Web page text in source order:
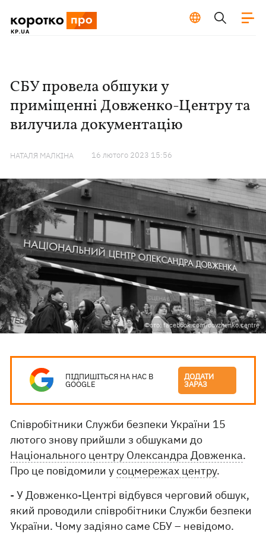
СБУ провела обшуки у
приміщенні Довженко-Центру та
вилучила документацію
НАТАЛЯ МАЛКІНА 16 лютого 2023 15:56
Фото: facebook.com/dovzhenko.centre
ПІДПИШІТЬСЯ НА НАС В
GOOGLE
ДОДАТИ
ЗАРАЗ
Співробітники Служби безпеки України 15
лютого знову прийшли з обшуками до
Національного центру Олександра Довженка.
Про це повідомили усоцмережах центру.
- У Довженко-Центрі відбувся черговий обшук,
який проводили співробітники Служби безпеки
України. Чому задіяно саме СБУ – невідомо.